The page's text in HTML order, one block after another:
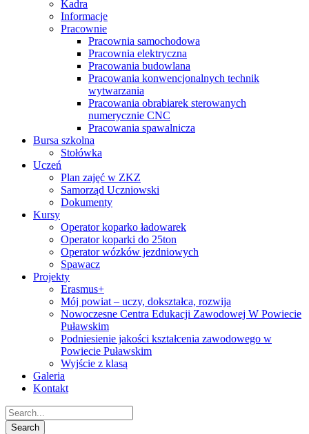
Kadra
Informacje
Pracownie
Pracownia samochodowa
Pracownia elektryczna
Pracowania budowlana
Pracowania konwencjonalnych technik
wytwarzania
Pracowania obrabiarek sterowanych
numerycznie CNC
Pracowania spawalnicza
Bursa szkolna
Stołówka
Uczeń
Plan zajęć w ZKZ
Samorząd Uczniowski
Dokumenty
Kursy
Operator koparko ładowarek
Operator koparki do 25ton
Operator wózków jezdniowych
Spawacz
Projekty
Erasmus+
Mój powiat – uczy, dokształca, rozwija
Nowoczesne Centra Edukacji Zawodowej W Powiecie
Puławskim
Podniesienie jakości kształcenia zawodowego w
Powiecie Puławskim
Wyjście z klasą
Galeria
Kontakt